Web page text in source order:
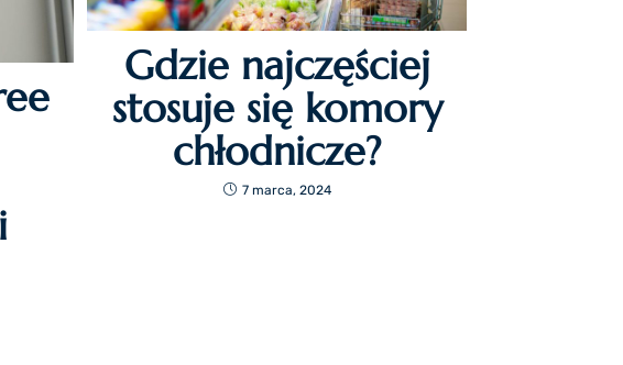
Gdzie najczęściej
stosuje się komory
chłodnicze?
7 marca, 2024